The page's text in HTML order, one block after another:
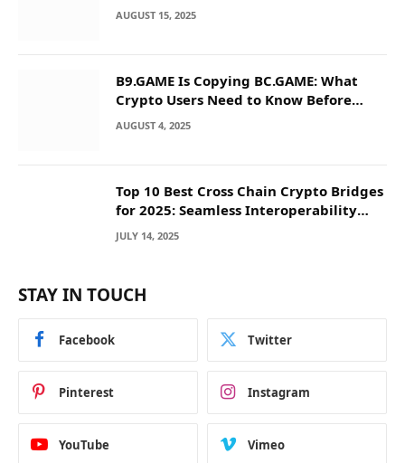
AUGUST 15, 2025
B9.GAME Is Copying BC.GAME: What
Crypto Users Need to Know Before
They Deposit
AUGUST 4, 2025
Top 10 Best Cross Chain Crypto Bridges
for 2025: Seamless Interoperability
Across Blockchain Networks
JULY 14, 2025
STAY IN TOUCH
Facebook Twitter
Pinterest Instagram
YouTube Vimeo